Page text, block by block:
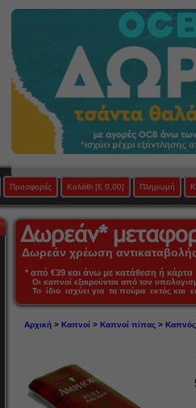
Προσφορές Καλάθι [€ 0,00] Πληρωμή
Δωρεάν χρέωση
* από €39 και άνω με κατάθεση ή
Οι καπνοί εξαιρούνται από τον
Το ίδιο ισχύει για τα πούρα εκτός και
Αρχική> Καπνοί> Καπνοί πίπας> Καπνός